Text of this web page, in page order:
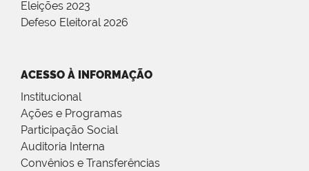
Eleições 2023
Defeso Eleitoral 2026
ACESSO À INFORMAÇÃO
Institucional
Ações e Programas
Participação Social
Auditoria Interna
Convênios e Transferências